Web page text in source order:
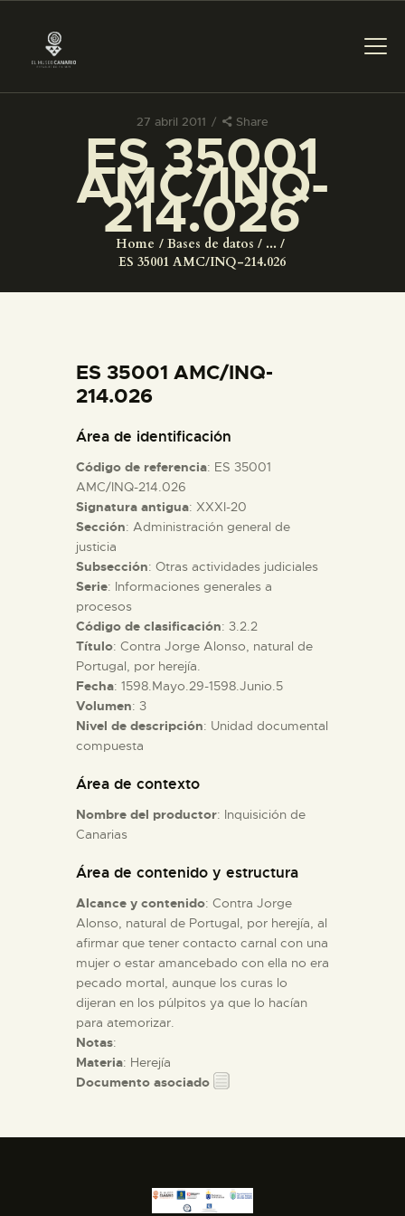
27 abril 2011 Share
ES 35001
AMC/INQ-
214.026
Home Bases de datos
...
ES 35001 AMC/INQ-214.026
PREPARAR LA VISITA
ACTIVIDADES
COLECCIONES
ESPAÑOL
PREPARAR LA VISITA
ACTIVIDADES
█
EL MUSEO
COLECCIONES
ES 35001 AMC/INQ-
214.026
Área de identificación
Código de referencia: ES 35001
AMC/INQ-214.026
Signatura antigua: XXXI-20
Sección: Administración general de
justicia
Subsección: Otras actividades judiciales
Serie: Informaciones generales a
procesos
Código de clasificación: 3.2.2
Título: Contra Jorge Alonso, natural de
Portugal, por herejía.
Fecha: 1598.Mayo.29-1598.Junio.5
Volumen: 3
Nivel de descripción: Unidad documental
compuesta
Área de contexto
Nombre del productor: Inquisición de
Canarias
Área de contenido y estructura
Alcance y contenido: Contra Jorge
Alonso, natural de Portugal, por herejía, al
afirmar que tener contacto carnal con una
mujer o estar amancebado con ella no era
pecado mortal, aunque los curas lo
dijeran en los púlpitos ya que lo hacían
para atemorizar.
Notas:
Materia: Herejía
Documento asociado